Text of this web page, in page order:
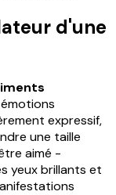
d'une
expressif,
une taille
aimé -
yeux brillants et